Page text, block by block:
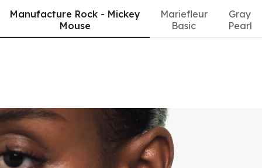
Manufacture Rock - Mickey
Mouse
Mariefleur
Basic
Gray
Pearl